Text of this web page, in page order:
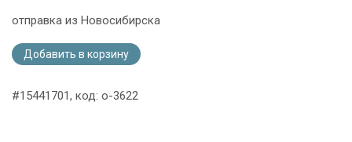
отправка из Новосибирска
Добавить в корзину
#15441701, код: o-3622